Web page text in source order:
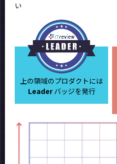
い
上の領域のプロダクトには
Leaderバッジを発行